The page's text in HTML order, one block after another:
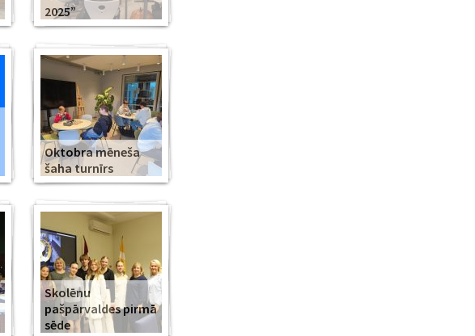
2025”
Oktobra mēneša
šaha turnīrs
Skolēnu
pašpārvaldes pirmā
sēde